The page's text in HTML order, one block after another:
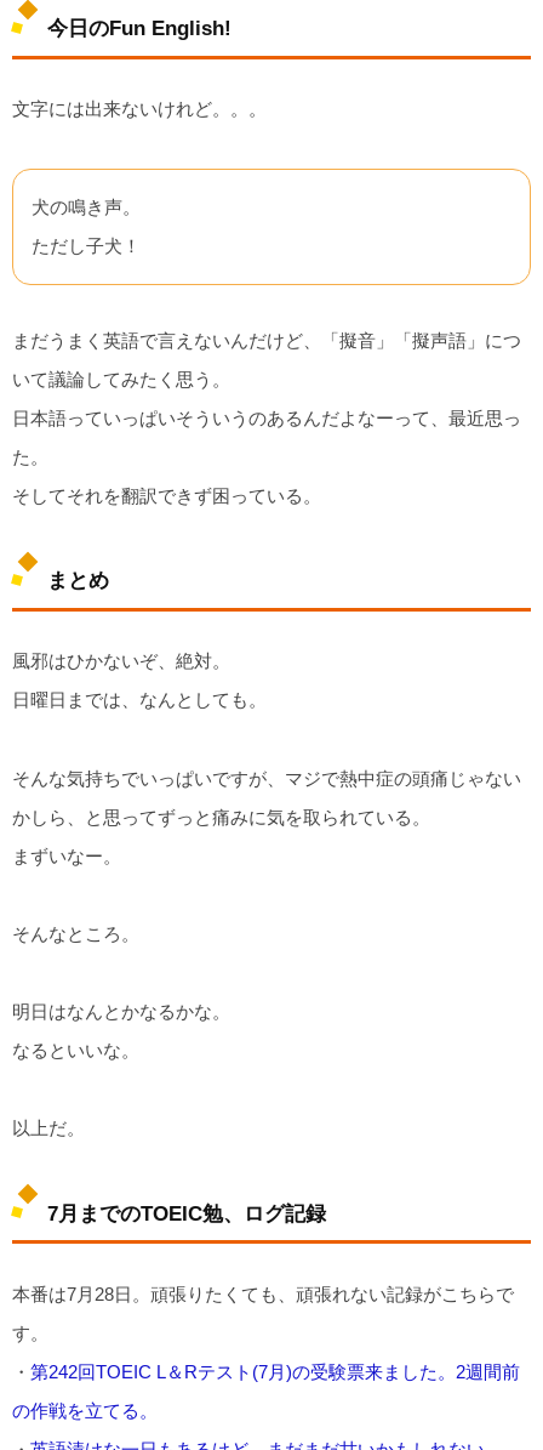
今日のFun English!
文字には出来ないけれど。。。
犬の鳴き声。
ただし子犬！
まだうまく英語で言えないんだけど、「擬音」「擬声語」につ
いて議論してみたく思う。
日本語っていっぱいそういうのあるんだよなーって、最近思っ
た。
そしてそれを翻訳できず困っている。
まとめ
風邪はひかないぞ、絶対。
日曜日までは、なんとしても。
そんな気持ちでいっぱいですが、マジで熱中症の頭痛じゃない
かしら、と思ってずっと痛みに気を取られている。
まずいなー。
そんなところ。
明日はなんとかなるかな。
なるといいな。
以上だ。
7月までのTOEIC勉、ログ記録
本番は7月28日。頑張りたくても、頑張れない記録がこちらで
す。
・ 第242回TOEIC L＆Rテスト(7月)の受験票来ました。2週間前
の作戦を立てる。